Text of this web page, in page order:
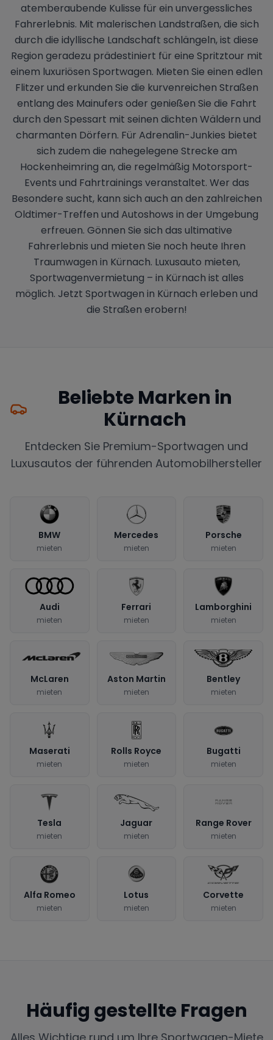
atemberaubende Kulisse für ein unvergessliches
Fahrerlebnis. Mit malerischen Landstraßen, die sich
durch die idyllische Landschaft schlängeln, ist diese
Region geradezu prädestiniert für eine Spritztour mit
einem luxuriösen Sportwagen. Mieten Sie einen edlen
Flitzer und erkunden Sie die kurvenreichen Straßen
entlang des Mainufers oder genießen Sie die Fahrt
durch den Spessart mit seinen dichten Wäldern und
charmanten Dörfern. Für Adrenalin-Junkies bietet
sich zudem die nahegelegene Strecke am
Hockenheimring an, die regelmäßig Motorsport-
Events und Fahrtrainings veranstaltet. Wer das
Besondere sucht, kann sich auch an den zahlreichen
Oldtimer-Treffen und Autoshows in der Umgebung
erfreuen. Gönnen Sie sich das ultimative
Fahrerlebnis und mieten Sie noch heute Ihren
Traumwagen in Kürnach. Luxusauto mieten,
Sportwagenvermietung – in Kürnach ist alles
möglich. Jetzt Sportwagen in Kürnach erleben und
die Straßen erobern!
Beliebte Marken in
Kürnach
Entdecken Sie Premium-Sportwagen und
Luxusautos der führenden Automobilhersteller
BMW
mieten
Mercedes
mieten
Porsche
mieten
Audi
mieten
Ferrari
mieten
Lamborghini
mieten
McLaren
mieten
Aston Martin
mieten
Bentley
mieten
Maserati
mieten
Rolls Royce
mieten
Bugatti
mieten
Tesla
mieten
Jaguar
mieten
Range Rover
mieten
Alfa Romeo
mieten
Lotus
mieten
Corvette
mieten
Häufig gestellte Fragen